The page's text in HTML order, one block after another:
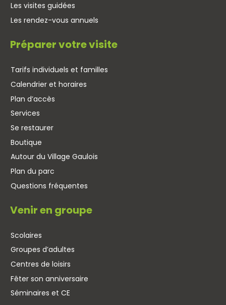
Les visites guidées
Les rendez-vous annuels
Préparer votre visite
Tarifs individuels et familles
Calendrier et horaires
Plan d’accès
Services
Se restaurer
Boutique
Autour du Village Gaulois
Plan du parc
Questions fréquentes
Venir en groupe
Scolaires
Groupes d’adultes
Centres de loisirs
Fêter son anniversaire
Séminaires et CE